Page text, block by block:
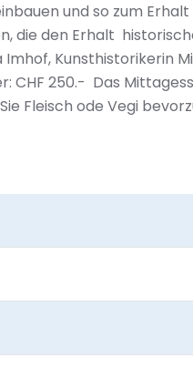
und so zum
die den Erhalt
Kunsthistorikerin
250.- Das
Fleisch ode Vegi